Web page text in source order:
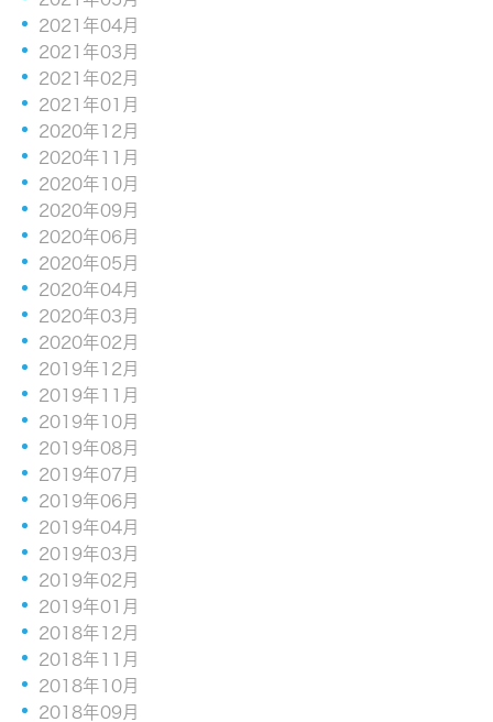
2021年04月
2021年03月
2021年02月
2021年01月
2020年12月
2020年11月
2020年10月
2020年09月
2020年06月
2020年05月
2020年04月
2020年03月
2020年02月
2019年12月
2019年11月
2019年10月
2019年08月
2019年07月
2019年06月
2019年04月
2019年03月
2019年02月
2019年01月
2018年12月
2018年11月
2018年10月
2018年09月